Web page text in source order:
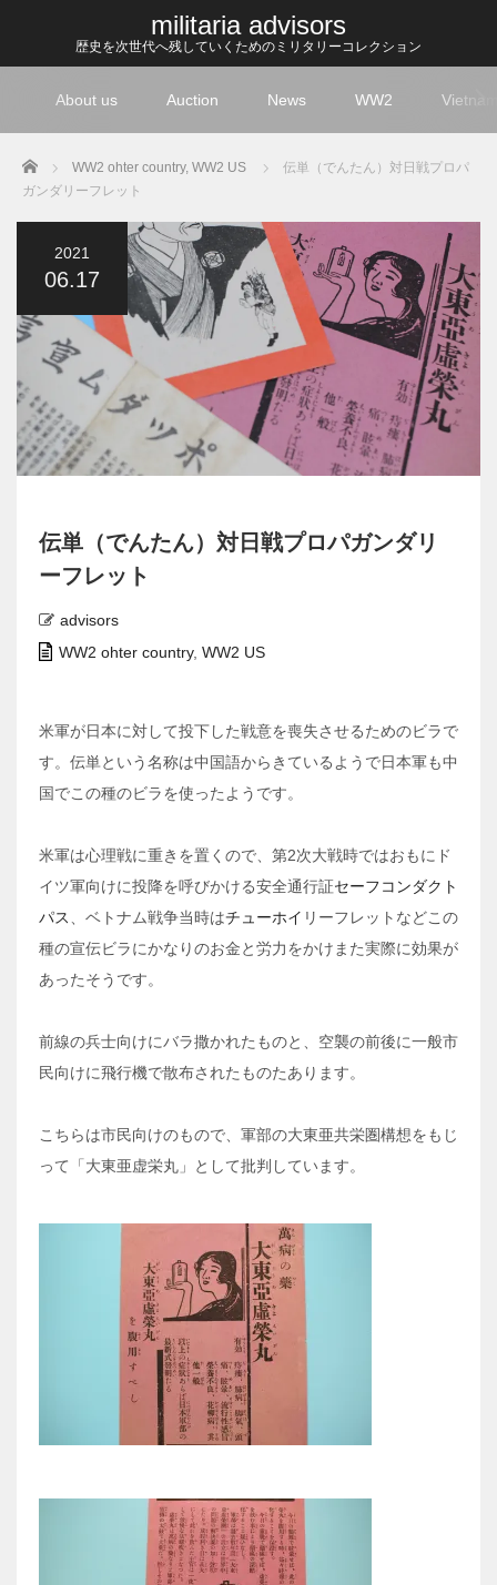
militaria advisors
歴史を次世代へ残していくためのミリタリーコレクション
About us Auction News WW2
Home WW2 ohter country, WW2 US
伝単（でんたん）対日戦プロパ
ガンダリーフレット
2021
06.17
伝単（でんたん）対日戦プロパガンダリ
ーフレット
advisors
WW2 ohter country, WW2 US
米軍が日本に対して投下した戦意を喪失させるためのビラで
す。伝単という名称は中国語からきているようで日本軍も中
国でこの種のビラを使ったようです。
米軍は心理戦に重きを置くので、第2次大戦時ではおもにド
イツ軍向けに投降を呼びかける安全通行証セーフコンダクト
パス
、ベトナム戦争当時はチューホイ リーフレットなどこの
種の宣伝ビラにかなりのお金と労力をかけまた実際に効果が
あったそうです。
前線の兵士向けにバラ撒かれたものと、空襲の前後に一般市
民向けに飛行機で散布されたものたあります。
こちらは市民向けのもので、軍部の大東亜共栄圏構想をもじ
って「大東亜虚栄丸」として批判しています。